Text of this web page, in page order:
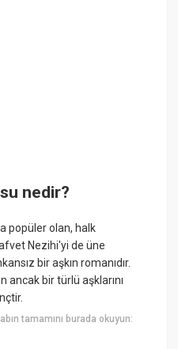
nedir?
popüler olan, halk
Nezihi'yi de üne
bir aşkın romanıdır.
ancak bir türlü aşklarını
tamamını burada okuyun: